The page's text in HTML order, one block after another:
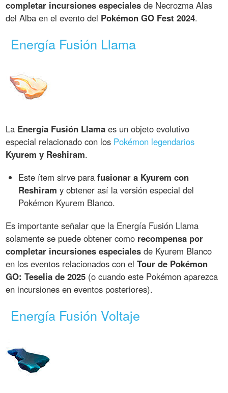
completar incursiones especiales de Necrozma Alas
del Alba en el evento del Pokémon GO Fest 2024.
Energía Fusión Llama
La Energía Fusión Llama es un objeto evolutivo
especial relacionado con los Pokémon legendarios
Kyurem y Reshiram.
Este ítem sirve parafusionar a Kyurem con
Reshiram y obtener así la versión especial del
Pokémon Kyurem Blanco.
Es importante señalar que la Energía Fusión Llama
solamente se puede obtener como recompensa por
completar incursiones especiales de Kyurem Blanco
en los eventos relacionados con elTour de Pokémon
GO: Teselia de 2025 (o cuando este Pokémon aparezca
en incursiones en eventos posteriores).
Energía Fusión Voltaje